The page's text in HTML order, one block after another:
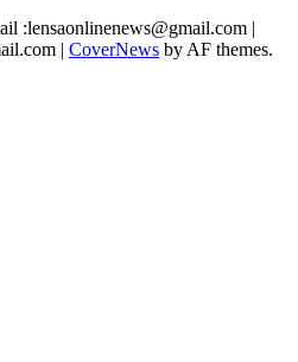
:lensaonlinenews@gmail.com |
| CoverNews by AF themes.